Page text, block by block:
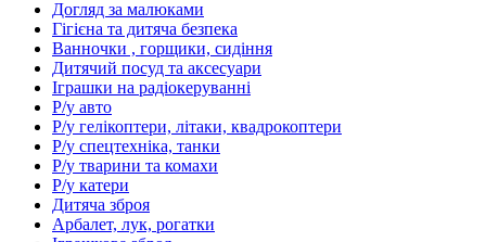
Догляд за малюками
Гігієна та дитяча безпека
Ванночки , горщики, сидіння
Дитячий посуд та аксесуари
Іграшки на радіокеруванні
Р/у авто
Р/у гелікоптери, літаки, квадрокоптери
Р/у спецтехніка, танки
Р/у тварини та комахи
Р/у катери
Дитяча зброя
Арбалет, лук, рогатки